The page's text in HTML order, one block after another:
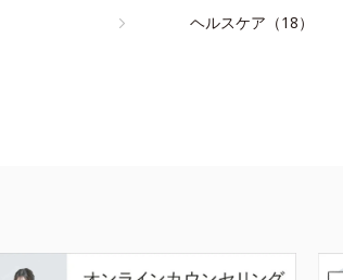
ヘルスケア（18）